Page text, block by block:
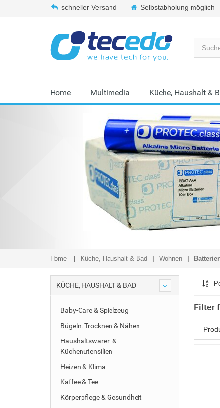
schneller Versand Selbstabholung möglich
Home Multimedia Küche, Haushalt &
Home Küche, Haushalt & Bad Wohnen
KÜCHE, HAUSHALT & BAD
Baby-Care & Spielzeug
Bügeln, Trocknen & Nähen
Haushaltswaren &
Küchenutensilien
Heizen & Klima
Kaffee & Tee
Körperpflege & Gesundheit
Filter